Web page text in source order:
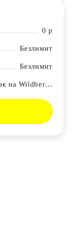
0 р
Безлимит
Безлимит
10% кешбэк на Wildberries